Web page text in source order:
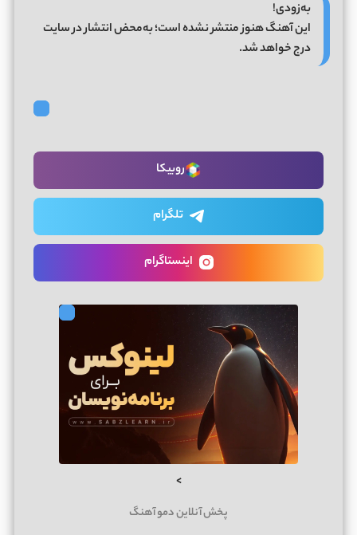
به‌زودی!
این آهنگ هنوز منتشر نشده است؛ به‌محض انتشار در سایت
درج خواهد شد.
روبیکا
تلگرام
اینستاگرام
>
پخش آنلاین دمو آهنگ